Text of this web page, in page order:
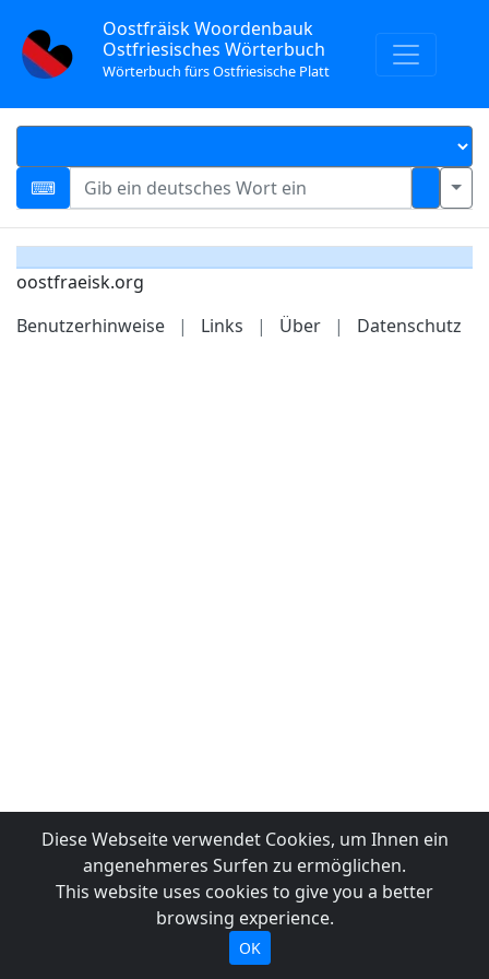
Oostfräisk Woordenbauk
Ostfriesisches Wörterbuch
Wörterbuch fürs Ostfriesische Platt
oostfraeisk.org
Benutzerhinweise
| Links | Über | Datenschutz
Diese Webseite verwendet Cookies, um Ihnen ein
angenehmeres Surfen zu ermöglichen.
This website uses cookies to give you a better
browsing experience.
OK